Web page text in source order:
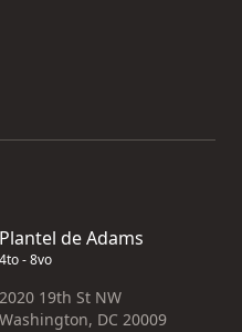
Plantel de Adams
4to - 8vo
2020 19th St NW
Washington, DC 20009